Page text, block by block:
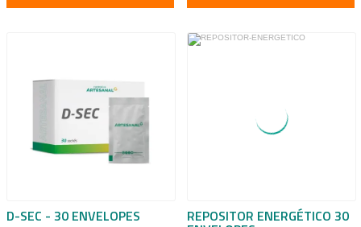
D-SEC - 30 ENVELOPES REPOSITOR ENERGÉTICO 30